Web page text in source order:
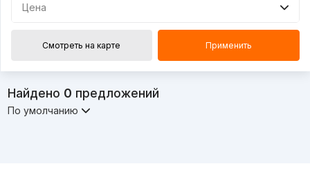
Цена
Смотреть на карте Применить
Найдено 0 предложений
По умолчанию